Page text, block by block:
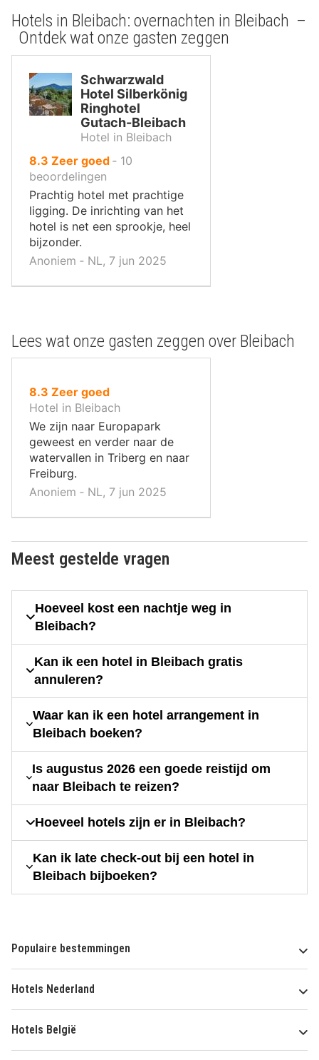
Hotels in Bleibach: overnachten in Bleibach –
Ontdek wat onze gasten zeggen
Schwarzwald
Hotel Silberkönig
Ringhotel
Gutach-Bleibach
Hotel in Bleibach
8.3 uit
10
,
Zeer goed ‐ 10
beoordelingen
Prachtig hotel met prachtige
ligging. De inrichting van het
hotel is net een sprookje, heel
bijzonder.
Anoniem ‐ NL, 7 jun 2025
Lees wat onze gasten zeggen over Bleibach
8.3 uit
10
,
Zeer goed
Hotel in Bleibach
We zijn naar Europapark
geweest en verder naar de
watervallen in Triberg en naar
Freiburg.
Anoniem ‐ NL, 7 jun 2025
Meest gestelde vragen
Hoeveel kost een nachtje weg in
Bleibach?
Kan ik een hotel in Bleibach gratis
annuleren?
Waar kan ik een hotel arrangement in
Bleibach boeken?
Is augustus 2026 een goede reistijd om
naar Bleibach te reizen?
Hoeveel hotels zijn er in Bleibach?
Kan ik late check-out bij een hotel in
Bleibach bijboeken?
Populaire bestemmingen
Hotels Nederland
Hotels België